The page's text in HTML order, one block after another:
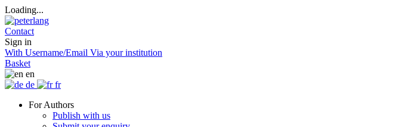
Loading...
Contact
Sign in
With Username/Email Via your institution
Basket
en
de
fr
For Authors
Publish with us